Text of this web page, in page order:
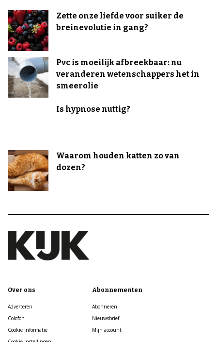
Zette onze liefde voor suiker de
breinevolutie in gang?
Pvc is moeilijk afbreekbaar: nu
veranderen wetenschappers het in
smeerolie
Is hypnose nuttig?
Waarom houden katten zo van
dozen?
Over ons
Adverteren
Colofon
Cookie informatie
Abonnementen
Abonneren
Nieuwsbrief
Mijn account